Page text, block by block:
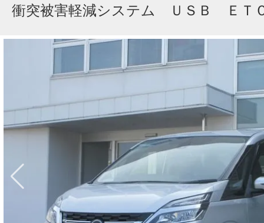
衝突被害軽減システム ＵＳＢ ＥＴ